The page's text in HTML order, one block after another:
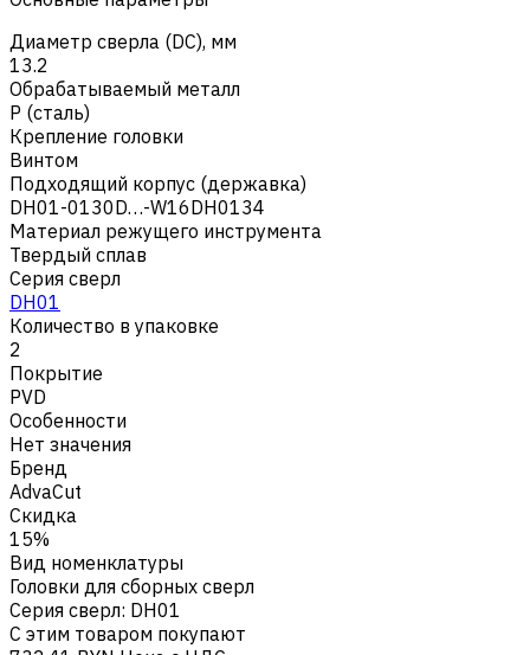
Диаметр сверла (DC), мм
13.2
Обрабатываемый металл
Р (сталь)
Крепление головки
Винтом
Подходящий корпус (державка)
DH01-0130D…-W16DH0134
Материал режущего инструмента
Твердый сплав
Серия сверл
DH01
Количество в упаковке
2
Покрытие
PVD
Особенности
Нет значения
Бренд
AdvaCut
Скидка
15%
Вид номенклатуры
Головки для сборных сверл
Серия сверл: DH01
С этим товаром покупают